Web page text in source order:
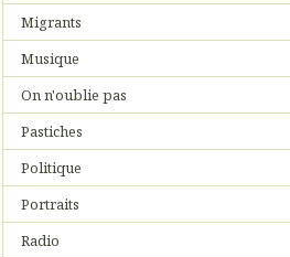
Migrants
Musique
On n'oublie pas
Pastiches
Politique
Portraits
Radio